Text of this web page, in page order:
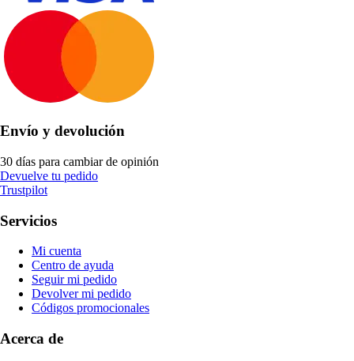
Envío y devolución
30 días para cambiar de opinión
Devuelve tu pedido
Trustpilot
Servicios
Mi cuenta
Centro de ayuda
Seguir mi pedido
Devolver mi pedido
Códigos promocionales
Acerca de